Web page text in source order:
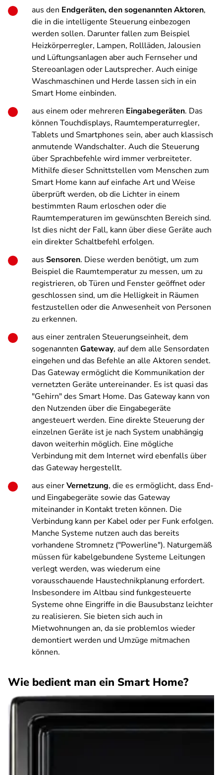
aus den Endgeräten, den sogenannten Aktoren,
die in die intelligente Steuerung einbezogen
werden sollen. Darunter fallen zum Beispiel
Heizkörperregler, Lampen, Rollläden, Jalousien
und Lüftungsanlagen aber auch Fernseher und
Stereoanlagen oder Lautsprecher. Auch einige
Waschmaschinen und Herde lassen sich in ein
Smart Home einbinden.
aus einem oder mehreren Eingabegeräten. Das
können Touchdisplays, Raumtemperaturregler,
Tablets und Smartphones sein, aber auch klassisch
anmutende Wandschalter. Auch die Steuerung
über Sprachbefehle wird immer verbreiteter.
Mithilfe dieser Schnittstellen vom Menschen zum
Smart Home kann auf einfache Art und Weise
überprüft werden, ob die Lichter in einem
bestimmten Raum erloschen oder die
Raumtemperaturen im gewünschten Bereich sind.
Ist dies nicht der Fall, kann über diese Geräte auch
ein direkter Schaltbefehl erfolgen.
aus Sensoren. Diese werden benötigt, um zum
Beispiel die Raumtemperatur zu messen, um zu
registrieren, ob Türen und Fenster geöffnet oder
geschlossen sind, um die Helligkeit in Räumen
festzustellen oder die Anwesenheit von Personen
zu erkennen.
aus einer zentralen Steuerungseinheit, dem
sogenannten Gateway, auf dem alle Sensordaten
eingehen und das Befehle an alle Aktoren sendet.
Das Gateway ermöglicht die Kommunikation der
vernetzten Geräte untereinander. Es ist quasi das
"Gehirn" des Smart Home. Das Gateway kann von
den Nutzenden über die Eingabegeräte
angesteuert werden. Eine direkte Steuerung der
einzelnen Geräte ist je nach System unabhängig
davon weiterhin möglich. Eine mögliche
Verbindung mit dem Internet wird ebenfalls über
das Gateway hergestellt.
aus einerVernetzung, die es ermöglicht, dass End-
und Eingabegeräte sowie das Gateway
miteinander in Kontakt treten können. Die
Verbindung kann per Kabel oder per Funk erfolgen.
Manche Systeme nutzen auch das bereits
vorhandene Stromnetz ("Powerline"). Naturgemäß
müssen für kabelgebundene Systeme Leitungen
verlegt werden, was wiederum eine
vorausschauende Haustechnikplanung erfordert.
Insbesondere im Altbau sind funkgesteuerte
Systeme ohne Eingriffe in die Bausubstanz leichter
zu realisieren. Sie bieten sich auch in
Mietwohnungen an, da sie problemlos wieder
demontiert werden und Umzüge mitmachen
können.
Wie bedient man ein Smart Home?